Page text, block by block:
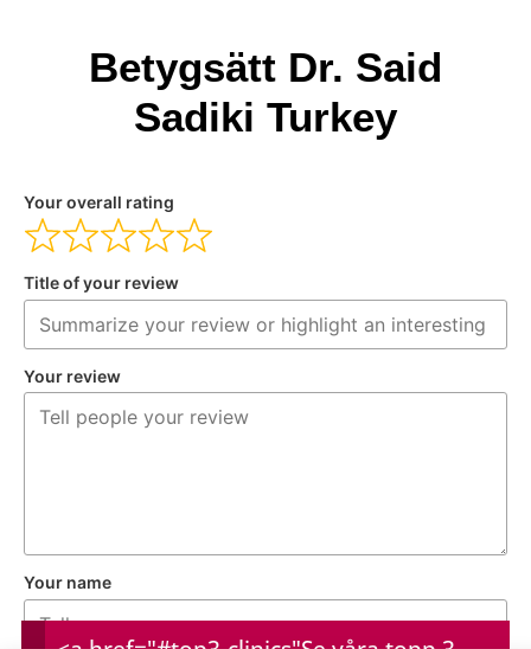
Betygsätt Dr. Said
Sadiki Turkey
Your overall rating
Title of your review
Your review
Your name